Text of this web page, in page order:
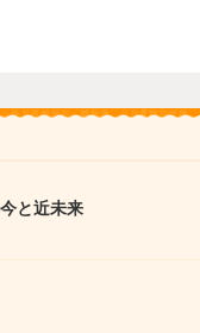
と近未来